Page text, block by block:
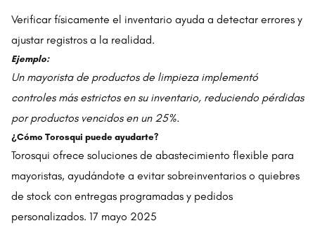
Verificar físicamente el inventario ayuda a detectar errores y
ajustar registros a la realidad.
Ejemplo:
Un mayorista de productos de limpieza implementó
controles más estrictos en su inventario, reduciendo pérdidas
por productos vencidos en un 25%.
¿Cómo Torosqui puede ayudarte?
Torosqui ofrece soluciones de abastecimiento flexible para
mayoristas, ayudándote a evitar sobreinventarios o quiebres
de stock con entregas programadas y pedidos
personalizados. 17 mayo 2025